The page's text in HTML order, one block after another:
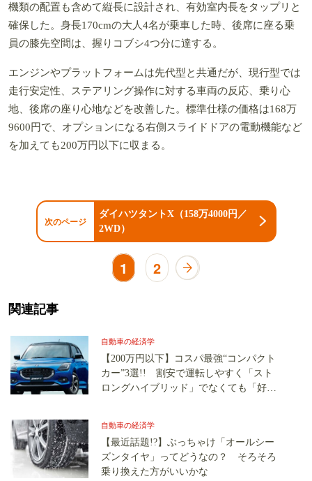
機類の配置も含めて縦長に設計され、有効室内長をタップリと
確保した。身長170cmの大人4名が乗車した時、後席に座る乗
員の膝先空間は、握りコブシ4つ分に達する。
エンジンやプラットフォームは先代型と共通だが、現行型では
走行安定性、ステアリング操作に対する車両の反応、乗り心
地、後席の座り心地などを改善した。標準仕様の価格は168万
9600円で、オプションになる右側スライドドアの電動機能など
を加えても200万円以下に収まる。
次のページ
ダイハツタントX（158万4000円／
2WD）
1 2
関連記事
自動車の経済学
【200万円以下】コスパ最強“コンパクト
カー”3選!! 割安で運転しやすく「スト
ロングハイブリッド」でなくても「好燃
自動車の経済学
【最近話題!?】ぶっちゃけ「オールシー
ズンタイヤ」ってどうなの？ そろそろ
乗り換えた方がいいかな